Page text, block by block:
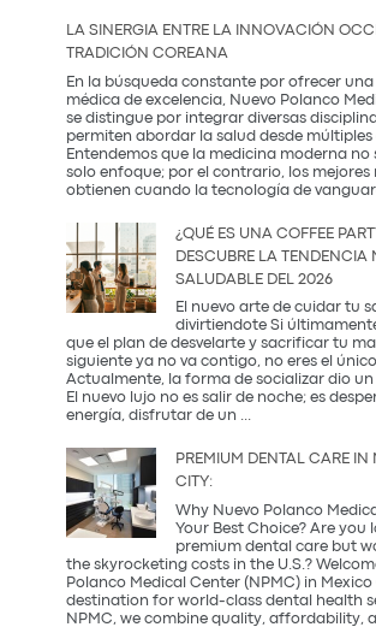
que
Realmente
Necesita:
Salud
y
Prevención
LA SINERGIA ENTRE LA INNOVACIÓN
TRADICIÓN COREANA
En la búsqueda constante por ofrecer
médica de excelencia, Nuevo Polanco
se distingue por integrar diversas
permiten abordar la salud desde múltiples
Entendemos que la medicina moderna no
solo enfoque; por el contrario, los mejores
obtienen cuando la tecnología de
¿QUÉ ES UNA COFFEE
DESCUBRE LA TENDENCIA
SALUDABLE DEL 2026
El nuevo arte de cuidar tu
divirtiendote Si
que el plan de desvelarte y sacrificar tu
siguiente ya no va contigo, no eres el
Actualmente, la forma de socializar dio un
El nuevo lujo no es salir de noche; es
energía, disfrutar de un ...
una
Descubre
la
tendencia
más
saludable
del
2026
PREMIUM DENTAL CARE IN
CITY:
Why Nuevo Polanco
Your Best Choice? Are you
premium dental care but
the skyrocketing costs in the U.S.?
Polanco Medical Center (NPMC) in Mexico
destination for world-class dental health
NPMC, we combine quality, affordability,